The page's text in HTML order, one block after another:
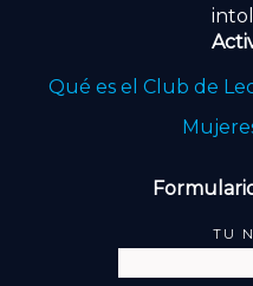
Qué es el Club de
TU